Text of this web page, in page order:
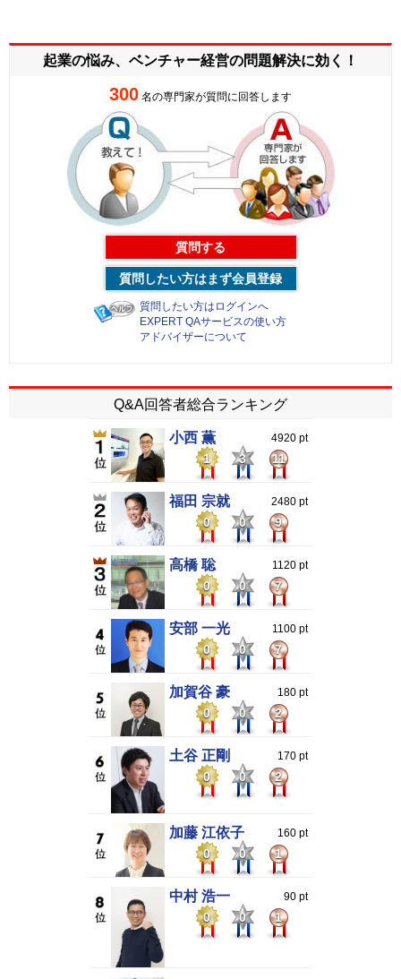
起業の悩み、ベンチャー経営の問題解決に効く！
300 名の専門家が質問に回答します
質問する
質問したい方はまず会員登録
質問したい方はログインへ
EXPERT QAサービスの使い方
アドバイザーについて
Q&A回答者総合ランキング
小西 薫 4920 pt
1 3 11
福田 宗就 2480 pt
0 0 9
高橋 聡 1120 pt
0 0 7
安部 一光 1100 pt
0 0 7
加賀谷 豪 180 pt
0 0 2
土谷 正剛 170 pt
0 0 2
加藤 江依子 160 pt
0 0 1
中村 浩一 90 pt
0 0 1